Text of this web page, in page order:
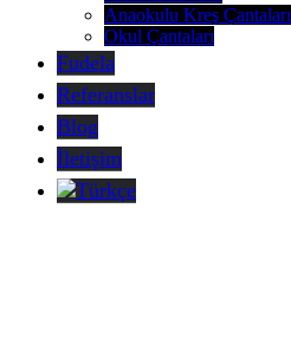
Anaokulu Kreş Çantaları
Okul Çantaları
Fudela
Referanslar
Blog
İletişim
Türkçe